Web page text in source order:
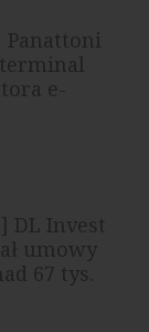
Panattoni
e-
DL Invest
umowy
67 tys.